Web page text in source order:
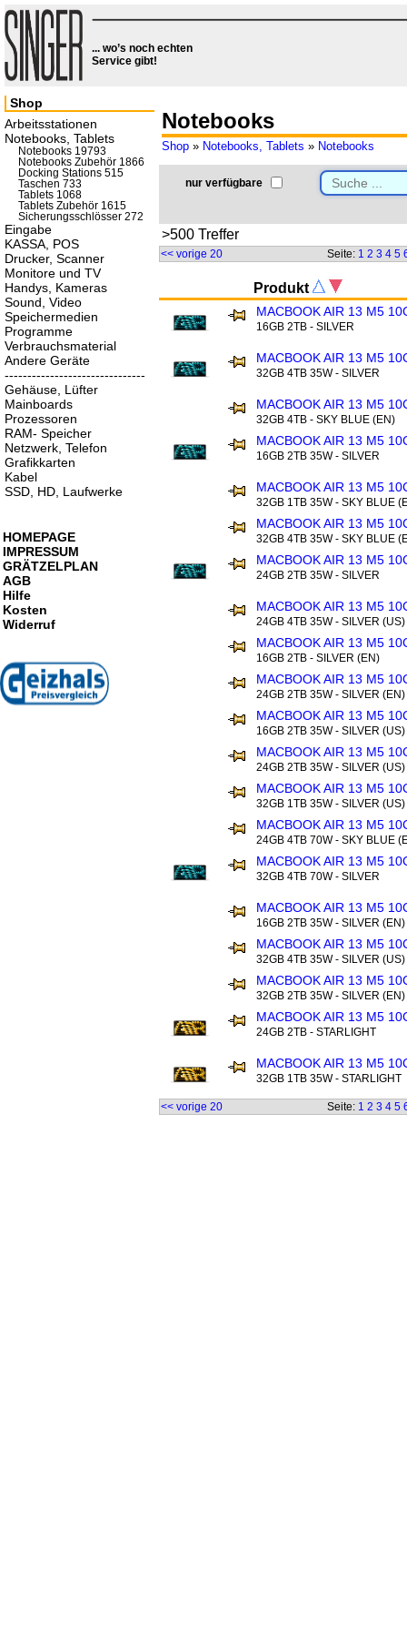
... wo’s noch echten
Service gibt!
Notebooks
Shop » Notebooks, Tablets » Notebooks
nur verfügbare
>500 Treffer
<< vorige 20 Seite: 1 2 3 4 5
Produkt
MACBOOK AIR 13 M5
16GB 2TB - SILVER
MACBOOK AIR 13 M5
32GB 4TB 35W - SILVER
MACBOOK AIR 13 M5
32GB 4TB - SKY BLUE (EN)
MACBOOK AIR 13 M5
16GB 2TB 35W - SILVER
MACBOOK AIR 13 M5
32GB 1TB 35W - SKY BLUE
MACBOOK AIR 13 M5
32GB 4TB 35W - SKY BLUE
MACBOOK AIR 13 M5
24GB 2TB 35W - SILVER
MACBOOK AIR 13 M5
24GB 4TB 35W - SILVER (US)
MACBOOK AIR 13 M5
16GB 2TB - SILVER (EN)
MACBOOK AIR 13 M5
24GB 2TB 35W - SILVER (EN)
MACBOOK AIR 13 M5
16GB 2TB 35W - SILVER (US)
MACBOOK AIR 13 M5
24GB 2TB 35W - SILVER (US)
MACBOOK AIR 13 M5
32GB 1TB 35W - SILVER (US)
MACBOOK AIR 13 M5
24GB 4TB 70W - SKY BLUE
MACBOOK AIR 13 M5
32GB 4TB 70W - SILVER
MACBOOK AIR 13 M5
16GB 2TB 35W - SILVER (EN)
MACBOOK AIR 13 M5
32GB 4TB 35W - SILVER (US)
MACBOOK AIR 13 M5
32GB 2TB 35W - SILVER (EN)
MACBOOK AIR 13 M5
24GB 2TB - STARLIGHT
MACBOOK AIR 13 M5
32GB 1TB 35W - STARLIGHT
<< vorige 20 Seite: 1 2 3 4 5
Shop
Arbeitsstationen
Notebooks, Tablets
Notebooks 19793
Notebooks Zubehör 1866
Docking Stations 515
Taschen 733
Tablets 1068
Tablets Zubehör 1615
Sicherungsschlösser 272
Eingabe
KASSA, POS
Drucker, Scanner
Monitore und TV
Handys, Kameras
Sound, Video
Speichermedien
Programme
Verbrauchsmaterial
Andere Geräte
-------------------------------
Gehäuse, Lüfter
Mainboards
Prozessoren
RAM- Speicher
Netzwerk, Telefon
Grafikkarten
Kabel
SSD, HD, Laufwerke
HOMEPAGE
IMPRESSUM
GRÄTZELPLAN
AGB
Hilfe
Kosten
Widerruf